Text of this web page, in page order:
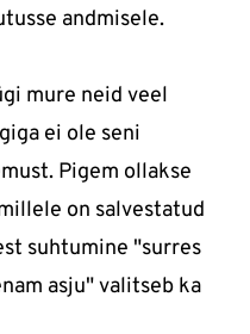
andmisele.
mure neid veel
ei ole seni
Pigem ollakse
on salvestatud
suhtumine "surres
asju" valitseb ka